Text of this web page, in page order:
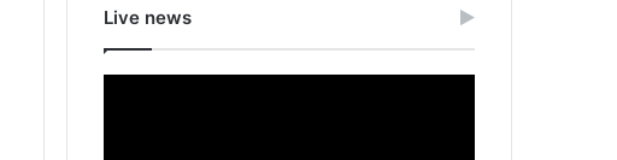
Live news